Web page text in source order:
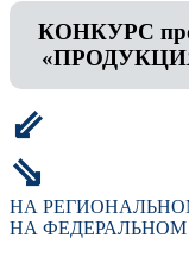
КОНКУРС
⇙
⇘
НА
НА ФЕДЕРАЛЬНОМ